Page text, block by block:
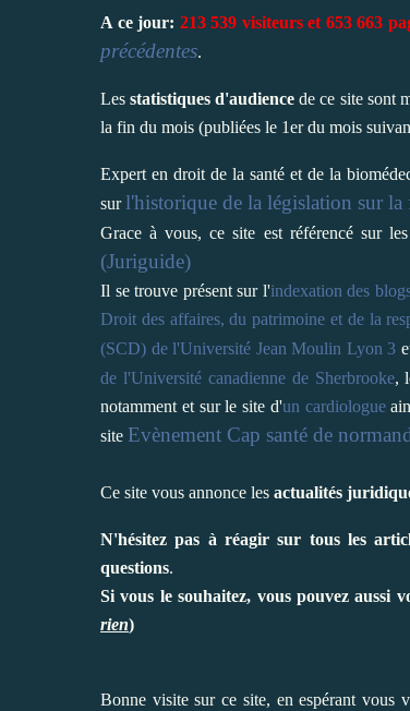
A ce jour: 213 539 visiteurs et 653 663
précédentes.
Lesstatistiques d'audience de ce site sont
la fin du mois (publiées le 1er du mois
Expert en droit de la santé et de la
surl'historique de la législation sur
Grace à vous, ce site est référencé sur
(Juriguide)
Il se trouve présent sur l'indexation des
Droit des affaires, du patrimoine et de la
(SCD) de l'Université Jean Moulin Lyon 3
de l'Université canadienne de Sherbrooke,
notamment et sur le site d'un cardiologue
site Evènement Cap santé de
Ce site vous annonce les actualités
N'hésitez pas à réagir sur tous les
questions.
Si vous le souhaitez, vous pouvez aussi
rien)
Bonne visite sur ce site, en espérant vous